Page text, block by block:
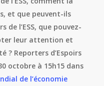
et que peuvent-ils
de l’ESS, que pouvez-
leur attention et
? Reporters d’Espoirs
octobre à 15h15 dans
de l’économie